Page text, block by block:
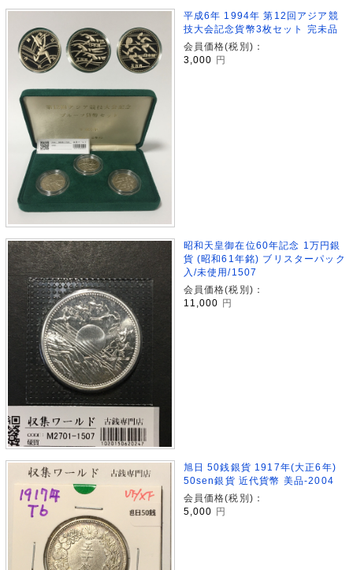
平成6年 1994年 第12回アジア競
技大会記念貨幣3枚セット 完未品
会員価格(税別)：
3,000 円
昭和天皇御在位60年記念 1万円銀
貨 (昭和61年銘) ブリスターパック
入/未使用/1507
会員価格(税別)：
11,000 円
旭日 50銭銀貨 1917年(大正6年)
50sen銀貨 近代貨幣 美品-2004
会員価格(税別)：
5,000 円